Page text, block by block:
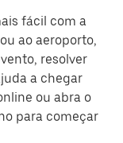
fácil com a
ao aeroporto,
resolver
a chegar
ou abra o
para começar